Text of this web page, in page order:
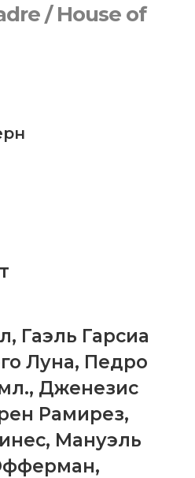
/ House of
, Гаэль Гарсиа
Луна, Педро
, Дженезис
Рамирез,
, Мануэль
,